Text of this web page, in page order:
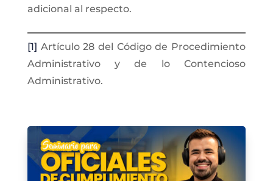
adicional al respecto.
[1] Artículo 28 del Código de Procedimiento
Administrativo y de lo Contencioso
Administrativo.